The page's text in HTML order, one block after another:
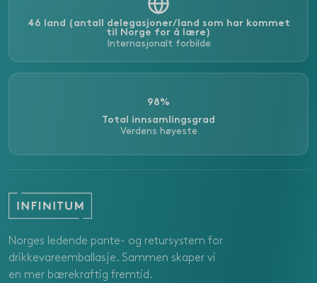
46 land (antall delegasjoner/land som har kommet
til Norge for å lære)
Internasjonalt forbilde
98%
Total innsamlingsgrad
Verdens høyeste
Norges ledende pante- og retursystem for
drikkevareemballasje. Sammen skaper vi
en mer bærekraftig fremtid.